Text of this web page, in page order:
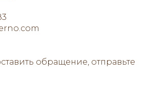
обращение, отправьте